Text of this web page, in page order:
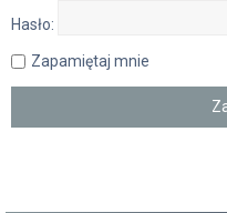
Hasło:
Zapamiętaj mnie